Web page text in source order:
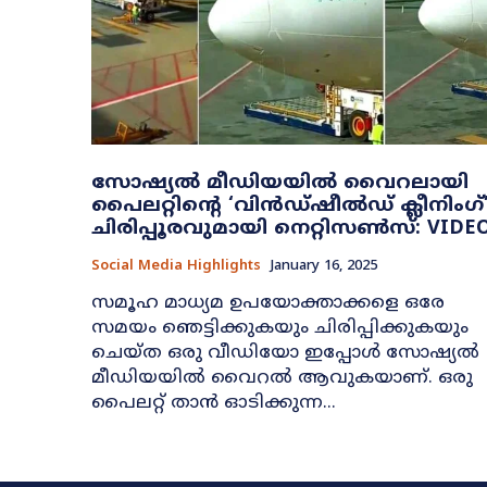
സോഷ്യൽ മീഡിയയിൽ വൈറലായി
പൈലറ്റിന്‍റെ ‘വിൻഡ്ഷീൽഡ്
ചിരിപ്പൂരവുമായി നെറ്റിസൺസ്:
Social Media Highlights January 16, 2025
സമൂഹ മാധ്യമ ഉപയോക്താക്കളെ ഒരേ
സമയം ഞെട്ടിക്കുകയും ചിരിപ്പിക്കുകയും
ചെയ്ത ഒരു വീഡിയോ ഇപ്പോൾ സോഷ്യൽ
മീഡിയയിൽ വൈറൽ ആവുകയാണ്. ഒരു
പൈലറ്റ് താൻ ഓടിക്കുന്ന...